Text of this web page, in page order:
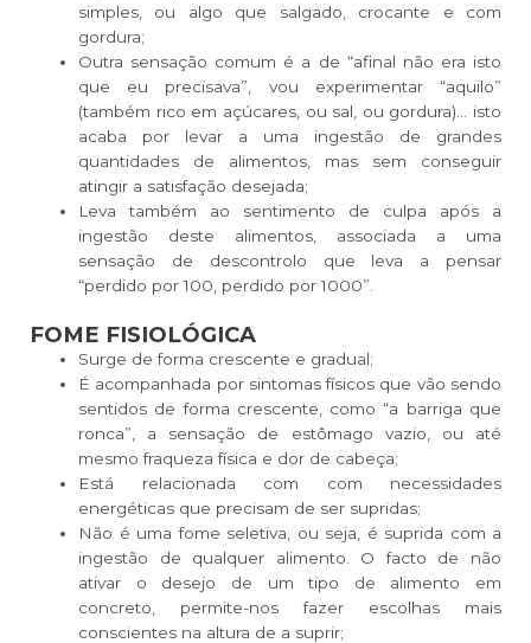
simples, ou algo que salgado, crocante e com
gordura;
Outra sensação comum é a de “afinal não era isto
que eu precisava”, vou experimentar “aquilo”
(também rico em açúcares, ou sal, ou gordura)… isto
acaba por levar a uma ingestão de grandes
quantidades de alimentos, mas sem conseguir
atingir a satisfação desejada;
Leva também ao sentimento de culpa após a
ingestão deste alimentos, associada a uma
sensação de descontrolo que leva a pensar
“perdido por 100, perdido por 1000”.
FOME FISIOLÓGICA
Surge de forma crescente e gradual;
É acompanhada por sintomas físicos que vão sendo
sentidos de forma crescente, como “a barriga que
ronca”, a sensação de estômago vazio, ou até
mesmo fraqueza física e dor de cabeça;
Está relacionada com com necessidades
energéticas que precisam de ser supridas;
Não é uma fome seletiva, ou seja, é suprida com a
ingestão de qualquer alimento. O facto de não
ativar o desejo de um tipo de alimento em
concreto, permite-nos fazer escolhas mais
conscientes na altura de a suprir;